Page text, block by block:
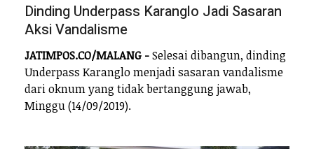
Dinding Underpass Karanglo Jadi Sasaran
Aksi Vandalisme
JATIMPOS.CO/MALANG -Selesai dibangun, dinding
Underpass Karanglo menjadi sasaran vandalisme
dari oknum yang tidak bertanggung jawab,
Minggu (14/09/2019).